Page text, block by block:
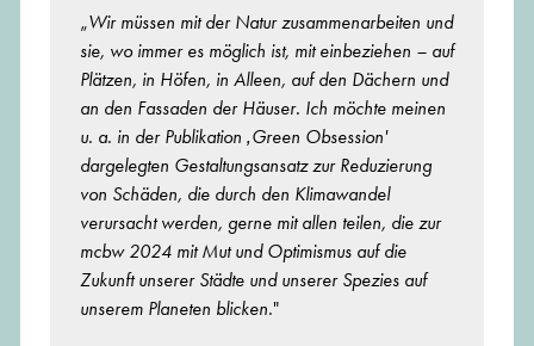
„Wir müssen mit der Natur zusammenarbeiten und
sie, wo immer es möglich ist, mit einbeziehen – auf
Plätzen, in Höfen, in Alleen, auf den Dächern und
an den Fassaden der Häuser. Ich möchte meinen
u. a. in der Publikation ‚Green Obsession'
dargelegten Gestaltungsansatz zur Reduzierung
von Schäden, die durch den Klimawandel
verursacht werden, gerne mit allen teilen, die zur
mcbw 2024 mit Mut und Optimismus auf die
Zukunft unserer Städte und unserer Spezies auf
unserem Planeten blicken."